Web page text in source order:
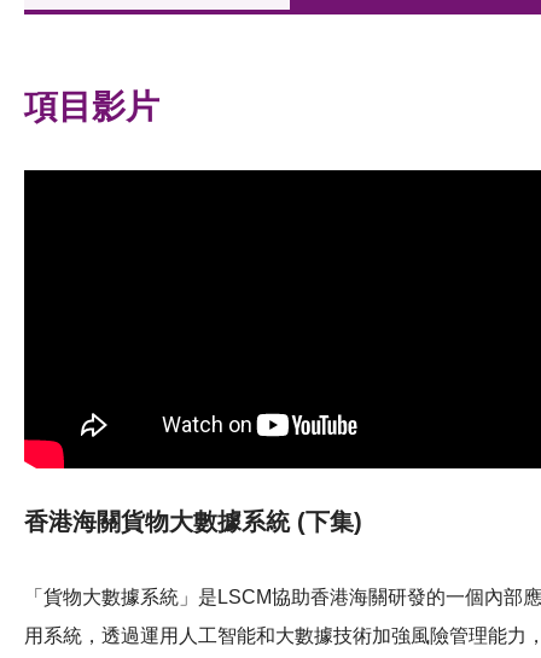
項目影片
香港海關貨物大數據系統 (下集)
「貨物大數據系統」是LSCM協助香港海關研發的一個內部應
用系統，透過運用人工智能和大數據技術加強風險管理能力